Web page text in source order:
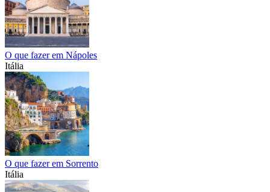
O que fazer em Nápoles
Itália
O que fazer em Sorrento
Itália